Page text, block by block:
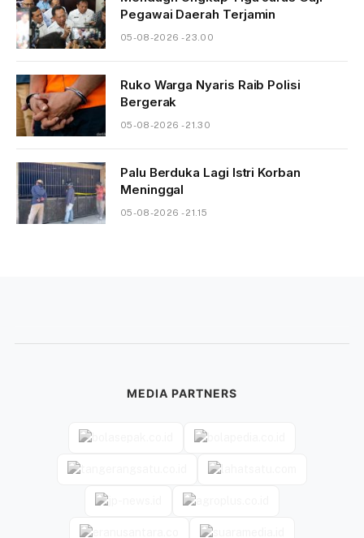
Pegawai Daerah Terjamin
05-08-2026 - 23.00
Ruko Warga Nyaris Raib Polisi
Bergerak
05-08-2026 - 21.30
Palu Berduka Lagi Istri Korban
Meninggal
05-08-2026 - 21.15
MEDIA PARTNERS